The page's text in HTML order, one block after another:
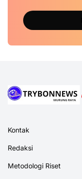
Kontak
Redaksi
Metodologi Riset